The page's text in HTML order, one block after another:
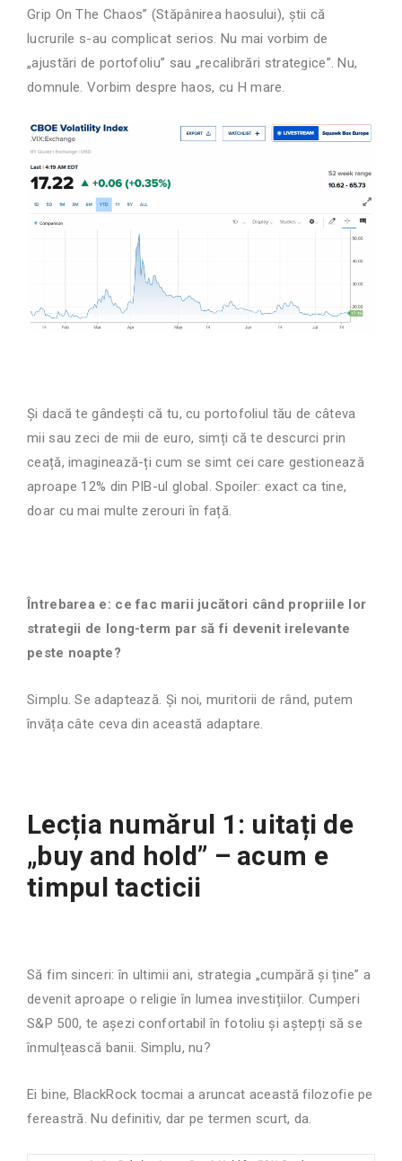
Grip On The Chaos” (Stăpânirea haosului), știi că
lucrurile s-au complicat serios. Nu mai vorbim de
„ajustări de portofoliu” sau „recalibrări strategice”. Nu,
domnule. Vorbim despre haos, cu H mare.
Și dacă te gândești că tu, cu portofoliul tău de câteva
mii sau zeci de mii de euro, simți că te descurci prin
ceață, imaginează-ți cum se simt cei care gestionează
aproape 12% din PIB-ul global. Spoiler: exact ca tine,
doar cu mai multe zerouri în față.
Întrebarea e: ce fac marii jucători când propriile lor
strategii de long-term par să fi devenit irelevante
peste noapte?
Simplu. Se adaptează. Și noi, muritorii de rând, putem
învăța câte ceva din această adaptare.
Lecția numărul 1: uitați de
„buy and hold” – acum e
timpul tacticii
Să fim sinceri: în ultimii ani, strategia „cumpără și ține” a
devenit aproape o religie în lumea investițiilor. Cumperi
S&P 500, te așezi confortabil în fotoliu și aștepți să se
înmulțească banii. Simplu, nu?
Ei bine, BlackRock tocmai a aruncat această filozofie pe
fereastră. Nu definitiv, dar pe termen scurt, da.